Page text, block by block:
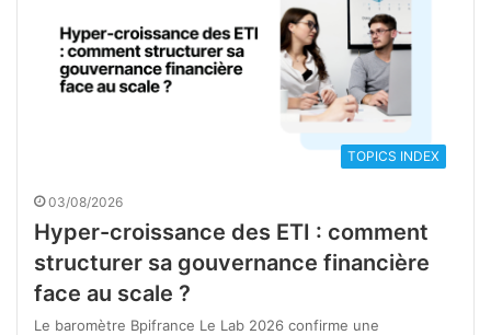
TOPICS INDEX
03/08/2026
Hyper-croissance des ETI : comment
structurer sa gouvernance financière
face au scale ?
Le baromètre Bpifrance Le Lab 2026 confirme une